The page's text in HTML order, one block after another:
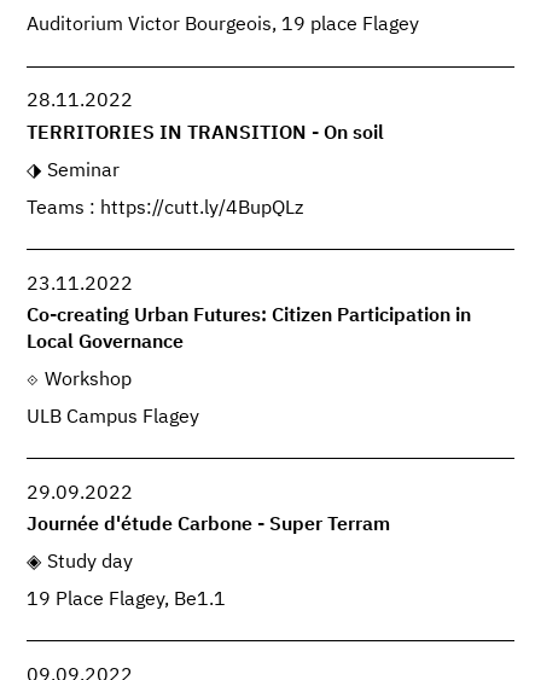
Auditorium Victor Bourgeois, 19 place Flagey
28.11.2022
TERRITORIES IN TRANSITION - On soil
Seminar
Teams : https://cutt.ly/4BupQLz
23.11.2022
Co-creating Urban Futures: Citizen Participation in
Local Governance
Workshop
ULB Campus Flagey
29.09.2022
Journée d'étude Carbone - Super Terram
Study day
19 Place Flagey, Be1.1